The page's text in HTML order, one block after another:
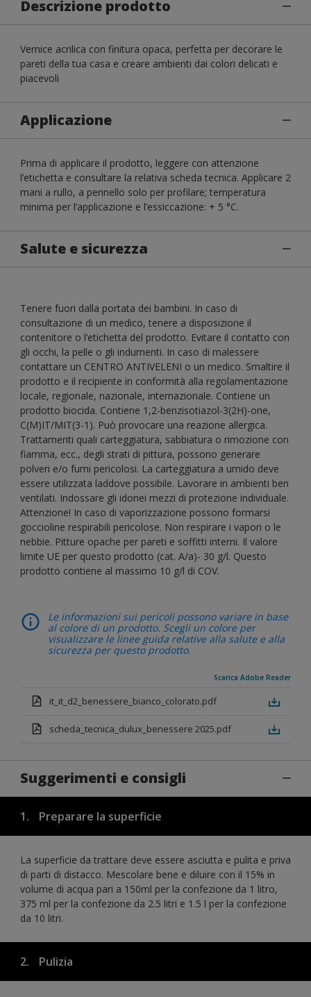
Descrizione prodotto
Vernice acrilica con finitura opaca, perfetta per decorare le
pareti della tua casa e creare ambienti dai colori delicati e
piacevoli
Applicazione
Prima di applicare il prodotto, leggere con attenzione
l’etichetta e consultare la relativa scheda tecnica. Applicare 2
mani a rullo, a pennello solo per profilare; temperatura
minima per l’applicazione e l’essiccazione: + 5 °C.
Salute e sicurezza
Tenere fuori dalla portata dei bambini. In caso di
consultazione di un medico, tenere a disposizione il
contenitore o l’etichetta del prodotto. Evitare il contatto con
gli occhi, la pelle o gli indumenti. In caso di malessere
contattare un CENTRO ANTIVELENI o un medico. Smaltire il
prodotto e il recipiente in conformità alla regolamentazione
locale, regionale, nazionale, internazionale. Contiene un
prodotto biocida. Contiene 1,2-benzisotiazol-3(2H)-one,
C(M)IT/MIT(3-1). Può provocare una reazione allergica.
Trattamenti quali carteggiatura, sabbiatura o rimozione con
fiamma, ecc., degli strati di pittura, possono generare
polveri e/o fumi pericolosi. La carteggiatura a umido deve
essere utilizzata laddove possibile. Lavorare in ambienti ben
ventilati. Indossare gli idonei mezzi di protezione individuale.
Attenzione! In caso di vaporizzazione possono formarsi
goccioline respirabili pericolose. Non respirare i vapori o le
nebbie. Pitture opache per pareti e soffitti interni. Il valore
limite UE per questo prodotto (cat. A/a)- 30 g/l. Questo
prodotto contiene al massimo 10 g/l di COV.
Le informazioni sui pericoli possono variare in base
al colore di un prodotto. Scegli un colore per
visualizzare le linee guida relative alla salute e alla
sicurezza per questo prodotto.
Scarica Adobe Reader
it_it_d2_benessere_bianco_colorato.pdf
scheda_tecnica_dulux_benessere 2025.pdf
Suggerimenti e consigli
1. Preparare la superficie
La superficie da trattare deve essere asciutta e pulita e priva
di parti di distacco. Mescolare bene e diluire con il 15% in
volume di acqua pari a 150ml per la confezione da 1 litro,
375 ml per la confezione da 2.5 litri e 1.5 l per la confezione
da 10 litri.
2. Pulizia